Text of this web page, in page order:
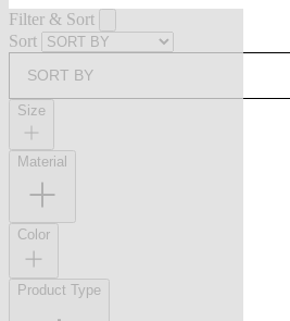
Filter & Sort
Sort
SORT BY
Size
Material
Color
Product Type